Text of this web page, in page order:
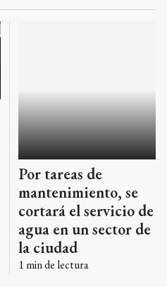
Por tareas de
mantenimiento, se
cortará el servicio de
agua en un sector de
la ciudad
1min de lectura